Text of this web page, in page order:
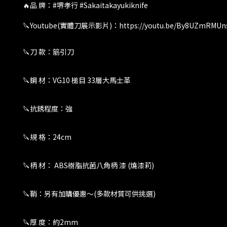
🔥品 牌：#堺孝行 #Sakaitakayukiknife
🔪Youtube(實體刀展示影片)：https://youtu.be/
🔪刀 款：筋引刀
🔪鋼 材：VG10 槌目 33層大馬士革
🔪抗銹程度：強
🔪規 格：24cm
🔪柄 材： ABS樹脂抗菌八角柄 漆 (燒漆莉)
🔪鞘：另有加購優惠～(多款材質可供挑選)
🔪厚 度：約2mm